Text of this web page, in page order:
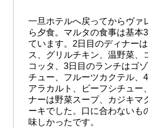
一旦ホテルへ戻ってからヴァ
ら夕食。マルタの食事は基本
ています。2日目のディナー
ス、グリルチキン、温野菜、
コッタ、3日目のランチはゴ
チュー、フルーツカクテル、
アラカルト、ビーフシチュー
ナーは野菜スープ、カジキマ
ーキでした。口に合わないも
味しかったです。